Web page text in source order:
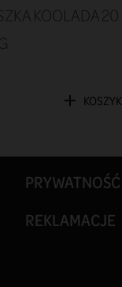
KOOLADA 20
KOSZYK
PRYWATNOŚĆ
REKLAMACJE